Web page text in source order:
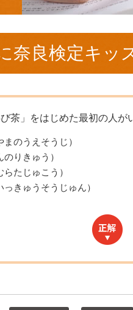
奈良検定キッ
茶」をはじめた最初の人が
のうえそうじ）
りきゅう）
たじゅこう）
きゅうそうじゅん）